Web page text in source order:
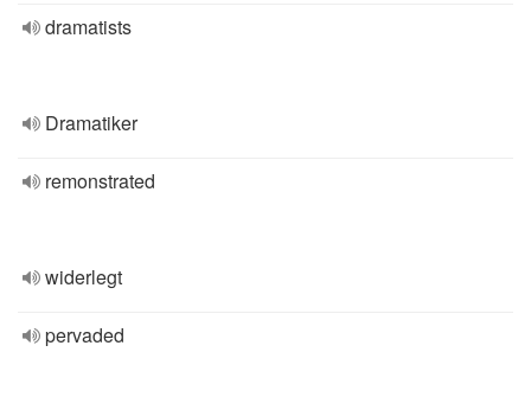
dramatists
Dramatiker
remonstrated
widerlegt
pervaded